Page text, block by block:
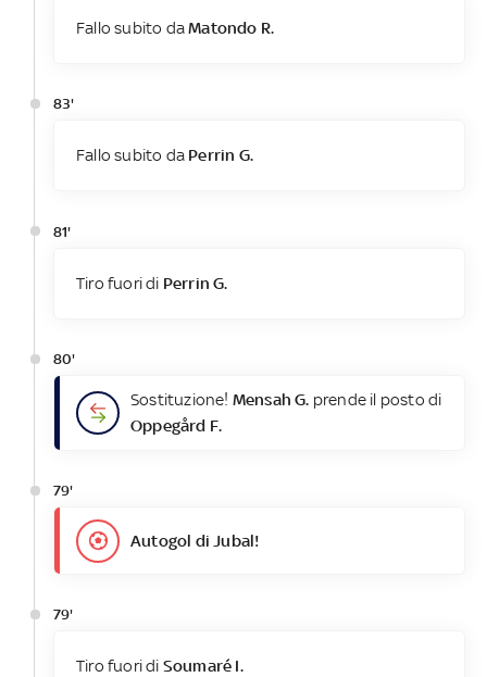
Fallo subito daMatondo R.
83'
Fallo subito da Perrin G.
81'
Tiro fuori di Perrin G.
80'
Sostituzione! Mensah G. prende il posto di
Oppegård F.
79'
Autogol di Jubal!
79'
Tiro fuori di Soumaré I.